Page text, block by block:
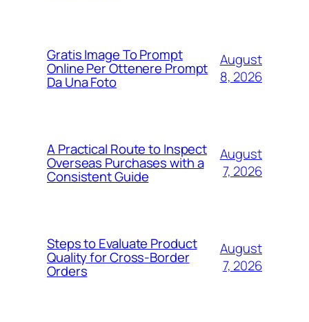
Gratis Image To Prompt
Online Per Ottenere Prompt
Da Una Foto
August
8, 2026
A Practical Route to Inspect
Overseas Purchases with a
Consistent Guide
August
7, 2026
Steps to Evaluate Product
Quality for Cross-Border
Orders
August
7, 2026